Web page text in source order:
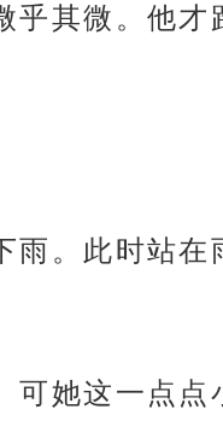
乎其微。他才
雨。此时站在
可她这一点点